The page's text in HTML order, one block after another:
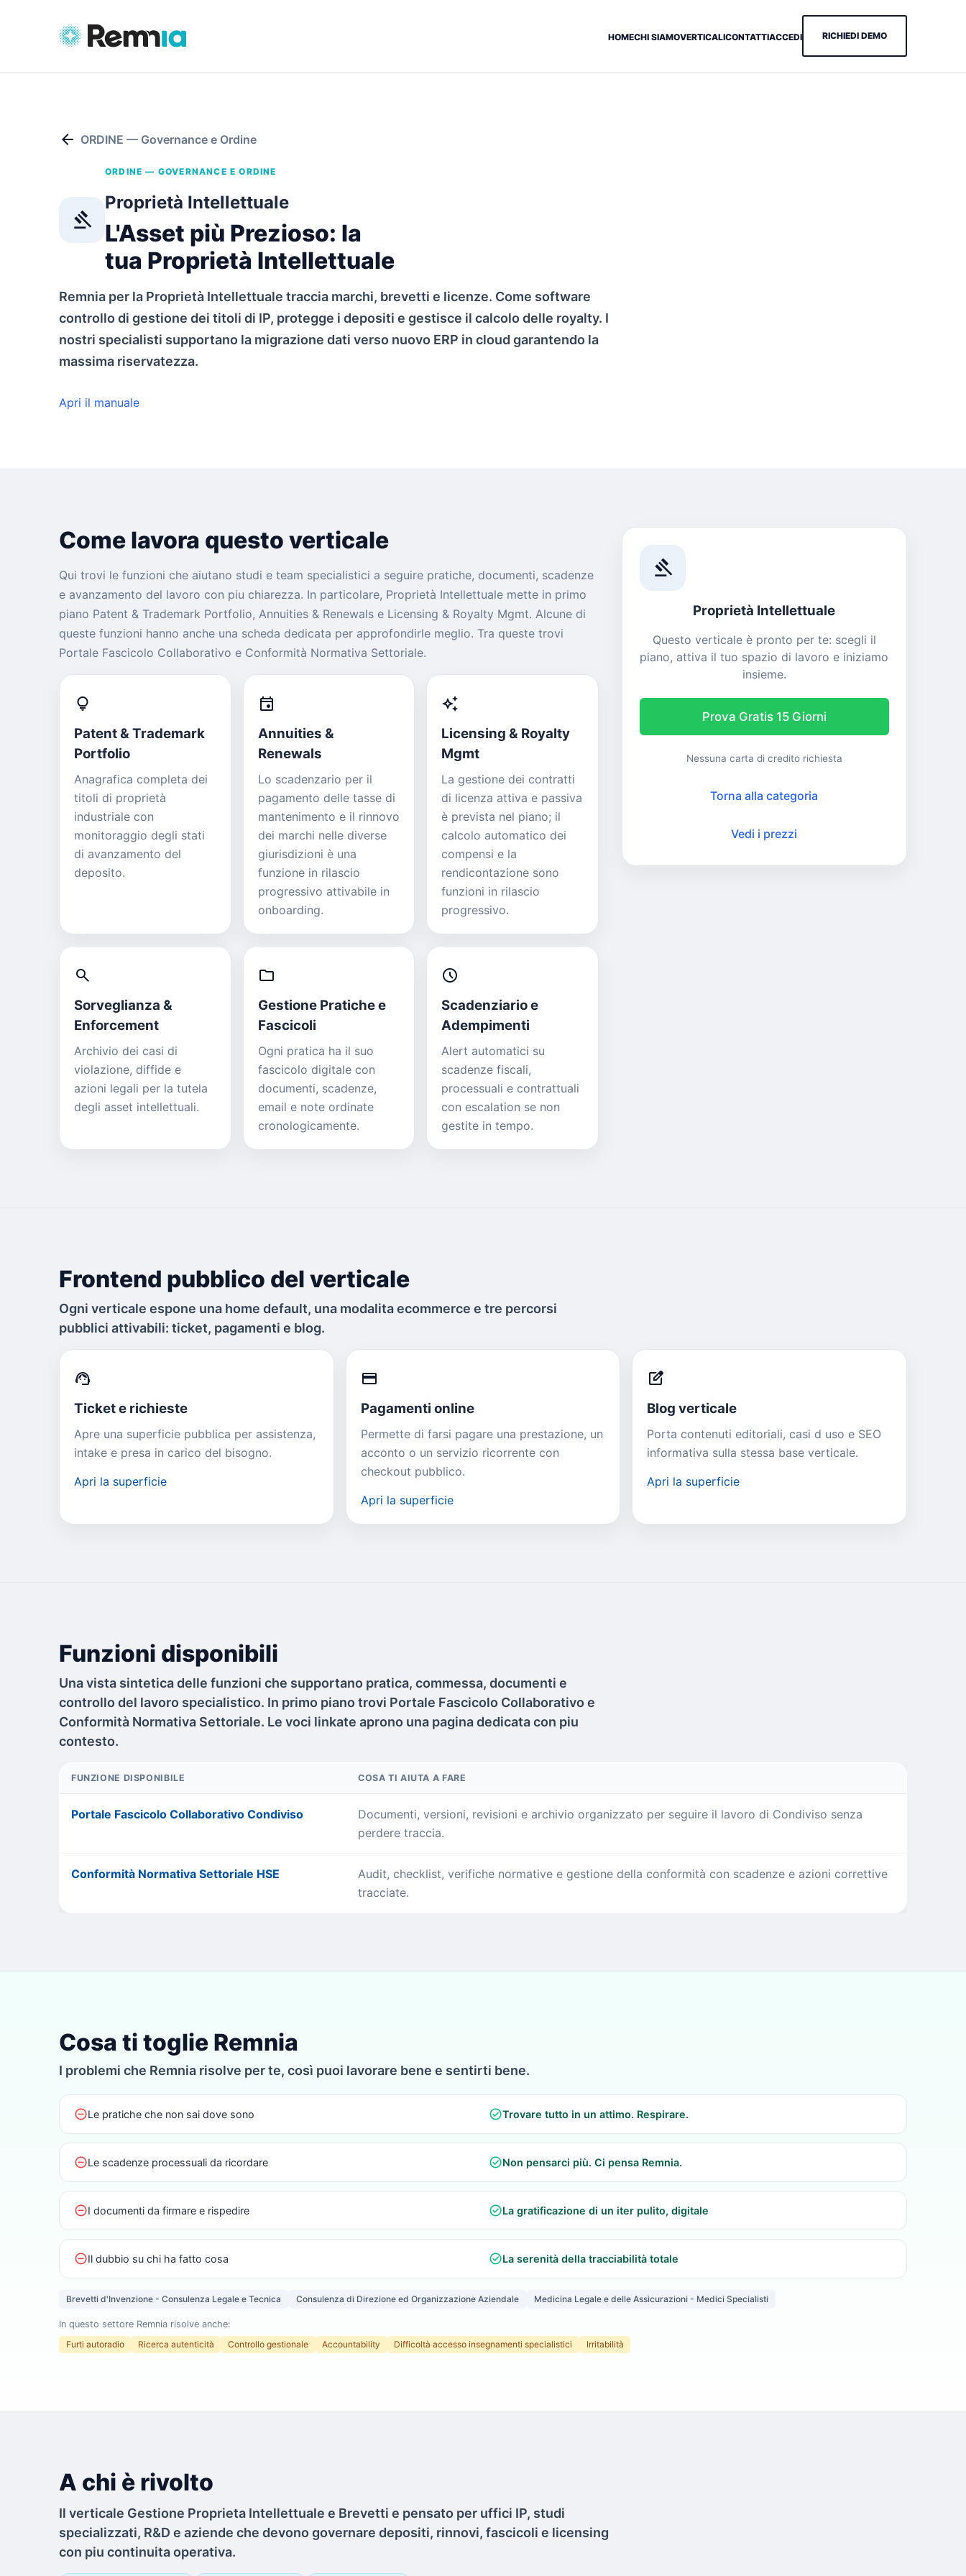
HOMECHI SIAMOVERTICALICONTATTIACCEDI RICHIEDI DEMO
arrow_back ORDINE — Governance e Ordine
gavel
ORDINE — GOVERNANCE E ORDINE
Proprietà Intellettuale
L'Asset più Prezioso: la
tua Proprietà Intellettuale
Remnia per la Proprietà Intellettuale traccia marchi, brevetti e licenze. Come software
controllo di gestione dei titoli di IP, protegge i depositi e gestisce il calcolo delle royalty. I
nostri specialisti supportano la migrazione dati verso nuovo ERP in cloud garantendo la
massima riservatezza.
Apri il manuale
Come lavora questo verticale
Qui trovi le funzioni che aiutano studi e team specialistici a seguire pratiche, documenti, scadenze
e avanzamento del lavoro con piu chiarezza. In particolare, Proprietà Intellettuale mette in primo
piano Patent & Trademark Portfolio, Annuities & Renewals e Licensing & Royalty Mgmt. Alcune di
queste funzioni hanno anche una scheda dedicata per approfondirle meglio. Tra queste trovi
Portale Fascicolo Collaborativo e Conformità Normativa Settoriale.
lightbulb
Patent & Trademark
Portfolio
Anagrafica completa dei
titoli di proprietà
industriale con
monitoraggio degli stati
di avanzamento del
deposito.
event
Annuities &
Renewals
Lo scadenzario per il
pagamento delle tasse di
mantenimento e il rinnovo
dei marchi nelle diverse
giurisdizioni è una
funzione in rilascio
progressivo attivabile in
onboarding.
auto_awesome
Licensing & Royalty
Mgmt
La gestione dei contratti
di licenza attiva e passiva
è prevista nel piano; il
calcolo automatico dei
compensi e la
rendicontazione sono
funzioni in rilascio
progressivo.
search
Sorveglianza &
Enforcement
Archivio dei casi di
violazione, diffide e
azioni legali per la tutela
degli asset intellettuali.
folder
Gestione Pratiche e
Fascicoli
Ogni pratica ha il suo
fascicolo digitale con
documenti, scadenze,
email e note ordinate
cronologicamente.
schedule
Scadenziario e
Adempimenti
Alert automatici su
scadenze fiscali,
processuali e contrattuali
con escalation se non
gestite in tempo.
gavel
Proprietà Intellettuale
Questo verticale è pronto per te: scegli il
piano, attiva il tuo spazio di lavoro e iniziamo
insieme.
Prova Gratis 15 Giorni
Nessuna carta di credito richiesta
Torna alla categoria
Vedi i prezzi
Frontend pubblico del verticale
Ogni verticale espone una home default, una modalita ecommerce e tre percorsi
pubblici attivabili: ticket, pagamenti e blog.
support_agent
Ticket e richieste
Apre una superficie pubblica per assistenza,
intake e presa in carico del bisogno.
Apri la superficie
credit_card
Pagamenti online
Permette di farsi pagare una prestazione, un
acconto o un servizio ricorrente con
checkout pubblico.
Apri la superficie
edit_square
Blog verticale
Porta contenuti editoriali, casi d uso e SEO
informativa sulla stessa base verticale.
Apri la superficie
Funzioni disponibili
Una vista sintetica delle funzioni che supportano pratica, commessa, documenti e
controllo del lavoro specialistico. In primo piano trovi Portale Fascicolo Collaborativo e
Conformità Normativa Settoriale. Le voci linkate aprono una pagina dedicata con piu
contesto.
FUNZIONE DISPONIBILE COSA TI AIUTA A FARE
Portale Fascicolo Collaborativo Condiviso
Documenti, versioni, revisioni e archivio organizzato per seguire il lavoro di Condiviso senza
perdere traccia.
Conformità Normativa Settoriale HSE
Audit, checklist, verifiche normative e gestione della conformità con scadenze e azioni correttive
tracciate.
Cosa ti toglie Remnia
I problemi che Remnia risolve per te, così puoi lavorare bene e sentirti bene.
do_not_disturb_onLe pratiche che non sai dove sono check_circleTrovare tutto in un attimo. Respirare.
do_not_disturb_onLe scadenze processuali da ricordare check_circleNon pensarci più. Ci pensa Remnia.
do_not_disturb_onI documenti da firmare e rispedire check_circleLa gratificazione di un iter pulito, digitale
do_not_disturb_onIl dubbio su chi ha fatto cosa check_circleLa serenità della tracciabilità totale
Brevetti d'Invenzione - Consulenza Legale e Tecnica Consulenza di Direzione ed Organizzazione Aziendale Medicina Legale e delle Assicurazioni - Medici Specialisti
In questo settore Remnia risolve anche:
Furti autoradio
Ricerca autenticità Controllo gestionale Accountability Difficoltà accesso insegnamenti specialistici Irritabilità
A chi è rivolto
Il verticale Gestione Proprieta Intellettuale e Brevetti e pensato per uffici IP, studi
specializzati, R&D e aziende che devono governare depositi, rinnovi, fascicoli e licensing
con piu continuita operativa.